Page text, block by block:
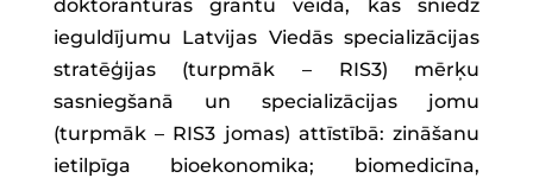
doktorantūras grantu veidā, kas sniedz
ieguldījumu Latvijas Viedās specializācijas
stratēģijas (turpmāk – RIS3) mērķu
sasniegšanā un specializācijas jomu
(turpmāk – RIS3 jomas) attīstībā: zināšanu
ietilpīga bioekonomika; biomedicīna,